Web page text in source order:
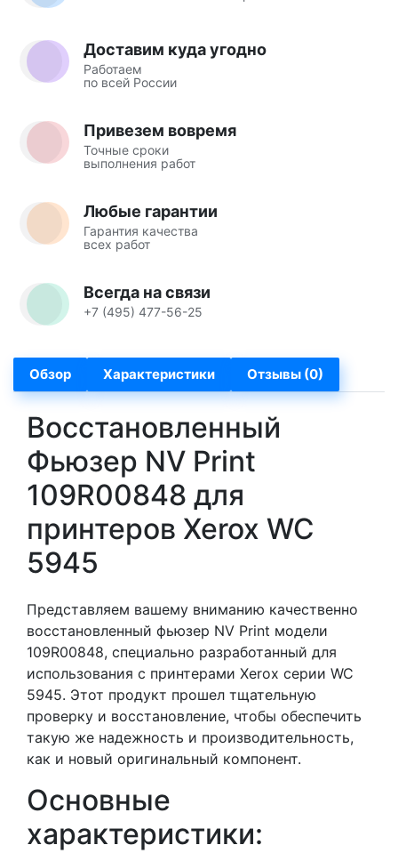
Доставим куда угодно
Работаем
по всей России
Привезем вовремя
Точные сроки
выполнения работ
Любые гарантии
Гарантия качества
всех работ
Всегда на связи
+7 (495) 477-56-25
Обзор Характеристики Отзывы (0)
Восстановленный
Фьюзер NV Print
109R00848 для
принтеров Xerox WC
5945
Представляем вашему вниманию качественно
восстановленный фьюзер NV Print модели
109R00848, специально разработанный для
использования с принтерами Xerox серии WC
5945. Этот продукт прошел тщательную
проверку и восстановление, чтобы обеспечить
такую же надежность и производительность,
как и новый оригинальный компонент.
Основные
характеристики: